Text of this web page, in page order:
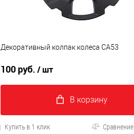
Декоративный колпак колеса CA53
100 руб. / шт
В корзину
Купить в 1 клик Сравнение